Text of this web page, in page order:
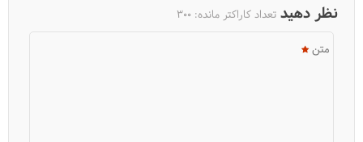
نظر دهید تعداد کاراکتر مانده: 300
متن